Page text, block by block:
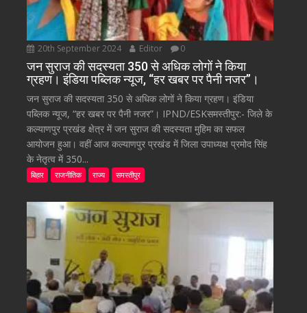
20th September 2024 Editor 0
जन सुराज की सदस्यता 350 से अधिक लोगों ने किया
ग्रहण। इंडिया पब्लिक न्यूज, “हर खबर पर पैनी नजर”।
जन सुराज की सदस्यता 350 से अधिक लोगों ने किया ग्रहण। इंडिया
पब्लिक न्यूज, “हर खबर पर पैनी नजर”। IPND/ESKसमस्तीपुर:- जिले के
कल्याणपुर प्रखंड क्षेत्र में जन सुराज की सदस्यता मुहिम का सफल
आयोजन हुआ। वहीं आज कल्याणपुर प्रखंड में जिला उपाध्यक्ष प्रमोद सिंह
के नेतृत्व में 350...
बिहार राजनीतिक राज्य समस्तीपुर